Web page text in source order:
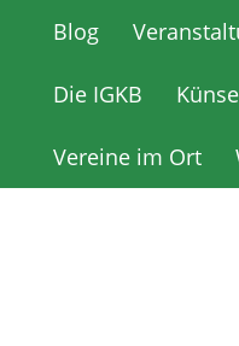
Blog
Die IGKB
Vereine im Ort
Blog
Die IGKB
Vereine im Ort